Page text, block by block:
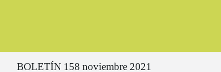
BOLETÍN 158 noviembre 2021